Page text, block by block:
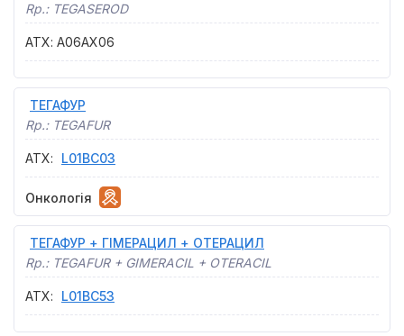
Rp.: TEGASEROD
АТХ: A06AX06
ТЕГАФУР
Rp.: TEGAFUR
АТХ: L01BC03
Онкологія
ТЕГАФУР + ГІМЕРАЦИЛ + ОТЕРАЦИЛ
Rp.: TEGAFUR + GIMERACIL + OTERACIL
АТХ: L01BC53